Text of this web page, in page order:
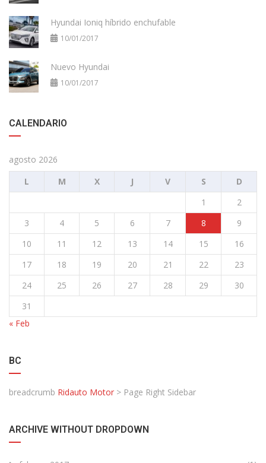
Hyundai Ioniq híbrido enchufable
10/01/2017
Nuevo Hyundai
10/01/2017
CALENDARIO
agosto 2026
L
M X J V S
D
1
2
3
4 5 6 7 8
9
10
11 12 13 14 15
16
17
18 19 20 21 22
23
24
25 26 27 28 29
30
31
« Feb
BC
breadcrumb Ridauto Motor > Page Right Sidebar
ARCHIVE WITHOUT DROPDOWN